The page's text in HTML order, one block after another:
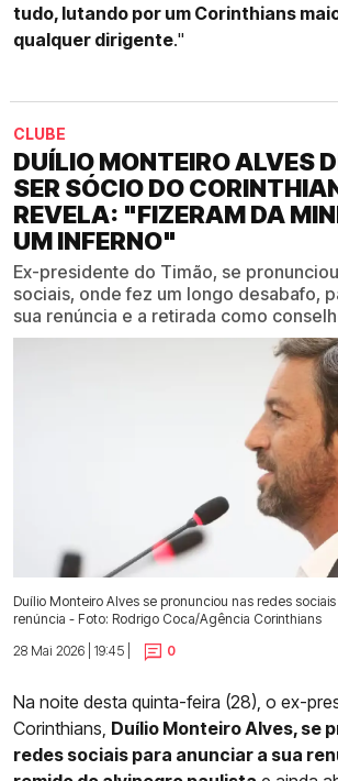
tudo, lutando por um Corinthians
qualquer dirigente."
CLUBE
DUÍLIO MONTEIRO ALVES
SER SÓCIO DO
REVELA: "FIZERAM DA
UM INFERNO"
Ex-presidente do Timão, se
sociais, onde fez um longo desabafo,
sua renúncia e a retirada como
Duílio Monteiro Alves se pronunciou nas redes
renúncia - Foto: Rodrigo Coca/Agência Corinthians
28 Mai 2026 | 19:45 |
0
Na noite desta quinta-feira (28), o ex-
Corinthians, Duílio Monteiro Alves, se
redes sociais para anunciar a sua